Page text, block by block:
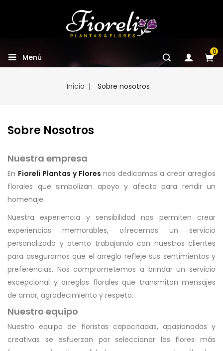
0
Menú
Inicio Sobre nosotros
Sobre Nosotros
Nuestra empresa
En Fioreli Plantas y Flores nos dedicamos a crear arreglos
florales que simbolizan apoyo y afecto para rendir un
homenaje.
Nuestra experiencia y sensibilidad nos permiten crear
experiencias memorables, ofrecemos un servicio
personalizado y atento trabajando con nuestros clientes
para asegurarnos que el arreglo refleje sus sentimientos y
preferencias. Nos comprometemos a brindar un servicio
excepcional y arreglos florales que transmitan mensajes
de amor, agradecimiento y respeto.
Nuestro equipo
Nuestro equipo de floristas capacitadas, apasionadas y
creativas se esfuerzan por seleccionar las flores más